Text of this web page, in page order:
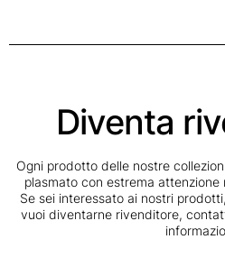
Diventa
Ogni prodotto delle nostre
plasmato con estrema attenzione
Se sei interessato ai nostri
vuoi diventarne rivenditore,